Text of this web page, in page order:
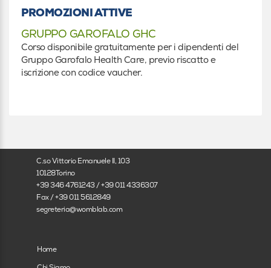
Infermiere
Infermiere pediatrico
Infermiere pediatrico
Altro
Specializzando
PROMOZIONI ATTIVE
GRUPPO GAROFALO GHC
Corso disponibile gratuitamente per i dipendenti del
Gruppo Garofalo Health Care, previo riscatto e
iscrizione con codice vaucher.
C.so Vittorio Emanuele II, 103
10128Torino
+39 346 4761243 / +39 011 4336307
Fax / +39 011 5612849
segreteria@womblab.com
Home